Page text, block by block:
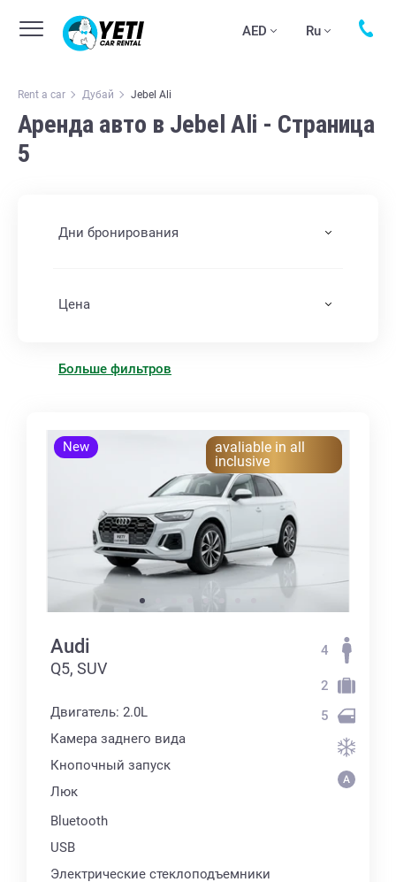
AED Ru
Rent a car Дубай Jebel Ali
Аренда авто в Jebel Ali - Страница
5
Дни бронирования
Цена
Больше фильтров
New
avaliable in all
inclusive
Audi
Q5, SUV
Двигатель: 2.0L
Камера заднего вида
Кнопочный запуск
Люк
Bluetooth
USB
Электрические стеклоподъемники
4
2
5